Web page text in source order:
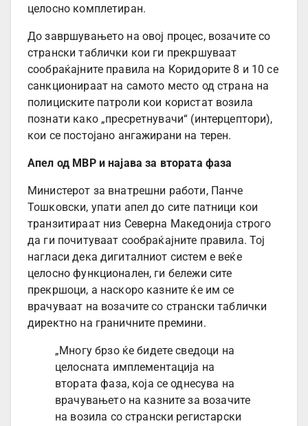
целосно комплетиран.
До завршувањето на овој процес, возачите со
странски таблички кои ги прекршуваат
сообраќајните правила на Коридорите 8 и 10 се
санкционираат на самото место од страна на
полициските патроли кои користат возила
познати како „пресретнувачи“ (интерцептори),
кои се постојано ангажирани на терен.
Апел од МВР и најава за втората фаза
Министерот за внатрешни работи, Панче
Тошковски, упати апел до сите патници кои
транзитираат низ Северна Македонија строго
да ги почитуваат сообраќајните правила. Тој
нагласи дека дигиталниот систем е веќе
целосно функционален, ги бележи сите
прекршоци, а наскоро казните ќе им се
врачуваат на возачите со странски таблички
директно на граничните премини.
„Многу брзо ќе бидете сведоци на
целосната имплементација на
втората фаза, која се однесува на
врачувањето на казните за возачите
на возила со странски регистарски